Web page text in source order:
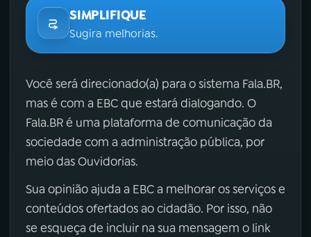
SIMPLIFIQUE
Sugira melhorias.
Você será direcionado(a) para o sistema Fala.BR,
mas é com a EBC que estará dialogando. O
Fala.BR é uma plataforma de comunicação da
sociedade com a administração pública, por
meio das Ouvidorias.
Sua opinião ajuda a EBC a melhorar os serviços e
conteúdos ofertados ao cidadão. Por isso, não
se esqueça de incluir na sua mensagem o link